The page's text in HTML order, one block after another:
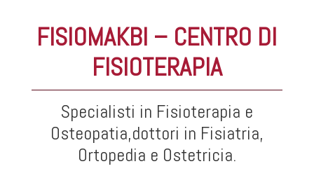
FISIOMAKBI – CENTRO DI
FISIOTERAPIA
Specialisti in Fisioterapia e
Osteopatia,dottori in Fisiatria,
Ortopedia e Ostetricia.